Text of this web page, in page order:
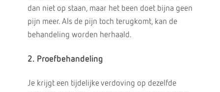
dan niet op staan, maar het been doet bijna geen
pijn meer. Als de pijn toch terugkomt, kan de
behandeling worden herhaald.
2. Proefbehandeling
Je krijgt een tijdelijke verdoving op dezelfde